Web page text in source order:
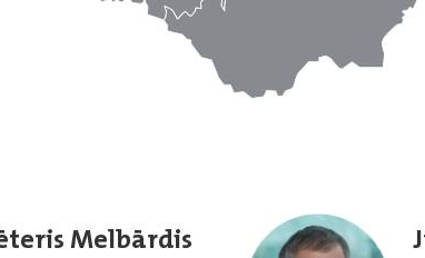
Melbārdis